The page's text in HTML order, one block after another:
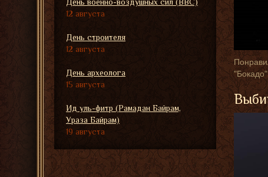
12 августа
День строителя
12 августа
День археолога
15 августа
Ид уль-фитр (Рамадан Байрам,
Ураза Байрам)
19 августа